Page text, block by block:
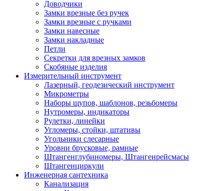
Доводчики
Замки врезные без ручек
Замки врезные с ручками
Замки навесные
Замки накладные
Петли
Секретки для врезных замков
Скобяные изделия
Измерительный инструмент
Лазерный, геодезический инструмент
Микрометры
Наборы щупов, шаблонов, резьбомеры
Нутромеры, индикаторы
Рулетки, линейки
Угломеры, стойки, штативы
Угольники слесарные
Уровни брусковые, рамные
Штангенглубиномеры, Штангенрейсмасы
Штангенциркули
Инженерная сантехника
Канализация